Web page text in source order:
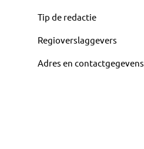
Tip de redactie
Regioverslaggevers
Adres en contactgegevens